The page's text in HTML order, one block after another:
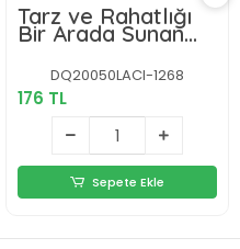
Tarz ve Rahatlığı
Bir Arada Sunan
Yüksek Bel Esnek
Likralı Krep Şort
Lacivert
DQ20050LACI-1268
176 TL
Sepete Ekle